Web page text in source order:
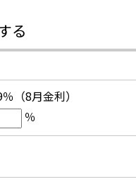
る
（8月金利）
％